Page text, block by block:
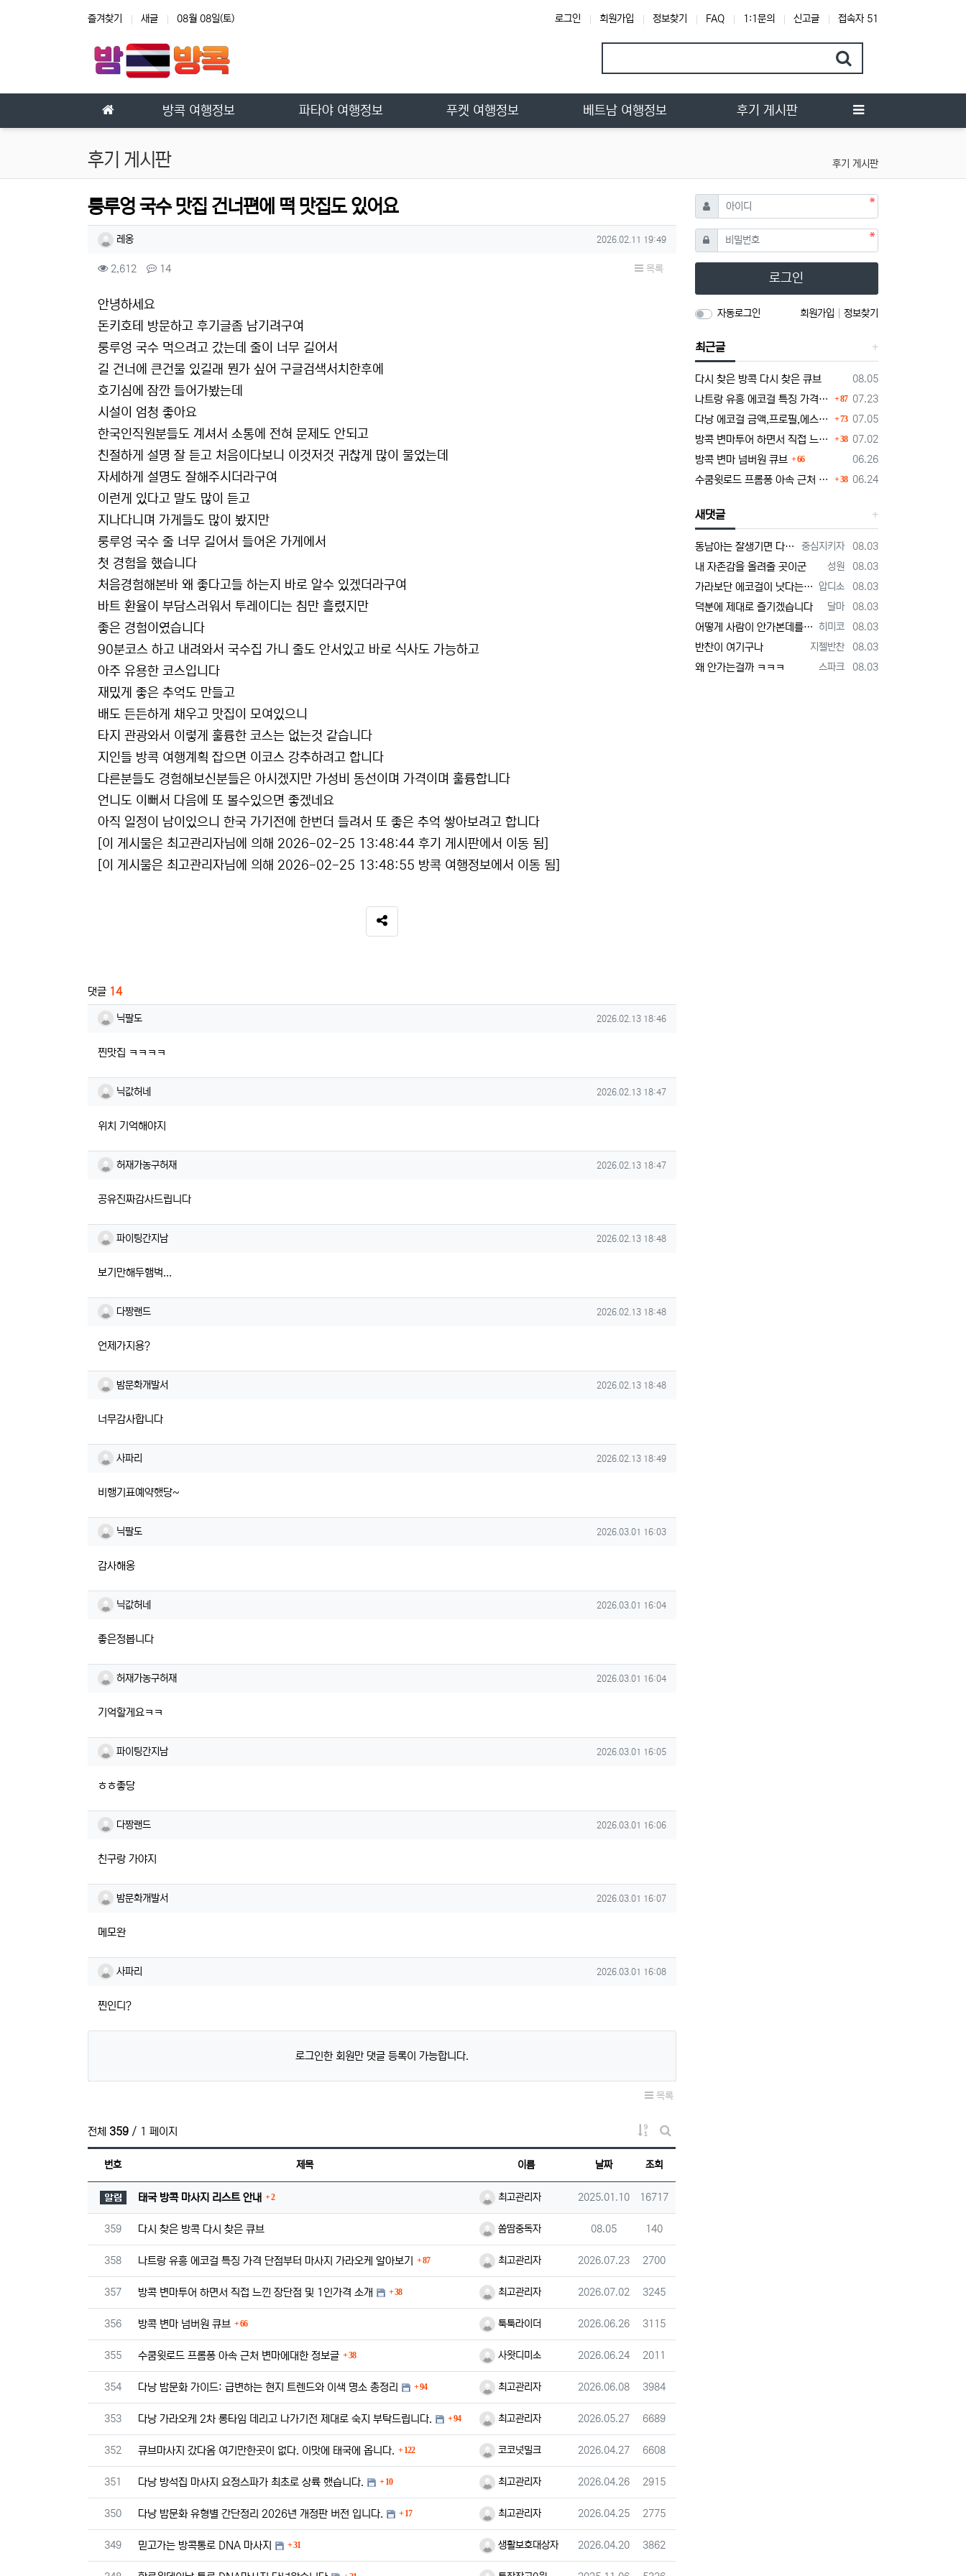
즐겨찾기 새글 08월 08일(토) 로그인 회원가입 정보찾기 FAQ 1:1문의 신고글 접속자 51
방콕 여행정보 파타야 여행정보 푸켓 여행정보 베트남 여행정보 후기 게시판
후기 게시판 후기 게시판
룽루엉 국수 맛집 건너편에 떡 맛집도 있어요
작성자 정보
레옹작성 작성일
2026.02.11 19:49
컨텐츠 정보
2,612 조회 14댓글 목록
본문
안녕하세요
돈키호테 방문하고 후기글좀 남기려구여
룽루엉 국수 먹으려고 갔는데 줄이 너무 길어서
길 건너에 큰건물 있길래 뭔가 싶어 구글검색서치한후에
호기심에 잠깐 들어가봤는데
시설이 엄청 좋아요
한국인직원분들도 계셔서 소통에 전혀 문제도 안되고
친절하게 설명 잘 듣고 처음이다보니 이것저것 귀찮게 많이 물었는데
자세하게 설명도 잘해주시더라구여
이런게 있다고 말도 많이 듣고
지나다니며 가게들도 많이 봤지만
룽루엉 국수 줄 너무 길어서 들어온 가게에서
첫 경험을 했습니다
처음경험해본바 왜 좋다고들 하는지 바로 알수 있겠더라구여
바트 환율이 부담스러워서 투레이디는 침만 흘렸지만
좋은 경험이였습니다
90분코스 하고 내려와서 국수집 가니 줄도 안서있고 바로 식사도 가능하고
아주 유용한 코스입니다
재밌게 좋은 추억도 만들고
배도 든든하게 채우고 맛집이 모여있으니
타지 관광와서 이렇게 훌륭한 코스는 없는것 같습니다
지인들 방콕 여행계획 잡으면 이코스 강추하려고 합니다
다른분들도 경험해보신분들은 아시겠지만 가성비 동선이며 가격이며 훌륭합니다
언니도 이뻐서 다음에 또 볼수있으면 좋겠네요
아직 일정이 남이있으니 한국 가기전에 한번더 들려서 또 좋은 추억 쌓아보려고 합니다
[이 게시물은 최고관리자님에 의해 2026-02-25 13:48:44 후기 게시판에서 이동 됨]
[이 게시물은 최고관리자님에 의해 2026-02-25 13:48:55 방콕 여행정보에서 이동 됨]
SNS 공유
댓글 14
닉팔도님의 댓글
닉팔도 작성일
2026.02.13 18:46
찐맛집 ㅋㅋㅋㅋ
닉값허네님의 댓글
닉값허네 작성일
2026.02.13 18:47
위치 기억해야지
허재가농구허재님의 댓글
허재가농구허재 작성일
2026.02.13 18:47
공유진짜감사드립니다
파이팅간지남님의 댓글
파이팅간지남 작성일
2026.02.13 18:48
보기만해두햄벅...
다짱랜드님의 댓글
다짱랜드 작성일
2026.02.13 18:48
언제가지용?
밤문화개발서님의 댓글
밤문화개발서 작성일
2026.02.13 18:48
너무감사합니다
사파리님의 댓글
사파리 작성일
2026.02.13 18:49
비행기표예약했당~
닉팔도님의 댓글
닉팔도 작성일
2026.03.01 16:03
감사해옹
닉값허네님의 댓글
닉값허네 작성일
2026.03.01 16:04
좋은정봅니다
허재가농구허재님의 댓글
허재가농구허재 작성일
2026.03.01 16:04
기억할게요ㅋㅋ
파이팅간지남님의 댓글
파이팅간지남 작성일
2026.03.01 16:05
ㅎㅎ좋당
다짱랜드님의 댓글
다짱랜드 작성일
2026.03.01 16:06
친구랑 가야지
밤문화개발서님의 댓글
밤문화개발서 작성일
2026.03.01 16:07
메모완
사파리님의 댓글
사파리 작성일
2026.03.01 16:08
찐인디?
로그인한 회원만 댓글 등록이 가능합니다.
목록
전체 359 / 1 페이지
게시물 정렬
게시판 검색
번호
제목 이름 날짜 조회
공지사항
태국 방콕 마사지 리스트 안내 댓글
2 등록자최고관리자 등록일
2025.01.10 조회
16717
번호
359 다시 찾은 방콕 다시 찾은 큐브 등록자쏨땀중독자 등록일
08.05 조회
140
번호
358 나트랑 유흥 에코걸 특징 가격 단점부터 마사지 가라오케 알아보기 댓글
87 등록자최고관리자 등록일
2026.07.23 조회
2700
번호
357 방콕 변마투어 하면서 직접 느낀 장단점 및 1인가격 소개 댓글
38 등록자최고관리자 등록일
2026.07.02 조회
3245
번호
356 방콕 변마 넘버원 큐브 댓글
66 등록자툭툭라이더 등록일
2026.06.26 조회
3115
번호
355 수쿰윗로드 프롬퐁 아속 근처 변마에대한 정보글 댓글
38 등록자사왓디미소 등록일
2026.06.24 조회
2011
번호
354 다낭 밤문화 가이드: 급변하는 현지 트렌드와 이색 명소 총정리 댓글
94 등록자최고관리자 등록일
2026.06.08 조회
3984
번호
353 다낭 가라오케 2차 롱타임 데리고 나가기전 제대로 숙지 부탁드립니다. 댓글
94 등록자최고관리자 등록일
2026.05.27 조회
6689
번호
352 큐브마사지 갔다옴 여기만한곳이 없다. 이맛에 태국에 옵니다. 댓글
122 등록자코코넛밀크 등록일
2026.04.27 조회
6608
번호
351 다낭 방석집 마사지 요정스파가 최초로 상륙 했습니다. 댓글
10 등록자최고관리자 등록일
2026.04.26 조회
2915
번호
350 다낭 밤문화 유형별 간단정리 2026년 개정판 버전 입니다. 댓글
17 등록자최고관리자 등록일
2026.04.25 조회
2775
번호
349 믿고가는 방콕통로 DNA 마사지 댓글
31 등록자생활보호대상자 등록일
2026.04.20 조회
3862
아이디 필수
비밀번호필수
로그인
자동로그인 회원가입 정보찾기
최근글
등록일
08.05
다시 찾은 방콕 다시 찾은 큐브
등록일
07.23
나트랑 유흥 에코걸 특징 가격 단점부터 마사지 가라오케 알아보기
댓글
87
등록일
07.05
다낭 에코걸 금액,프로필,에스코트 비즈니스의 정석
댓글
73
등록일
07.02
방콕 변마투어 하면서 직접 느낀 장단점 및 1인가격 소개
댓글
38
등록일
06.26
방콕 변마 넘버원 큐브 66
등록일
06.24
수쿰윗로드 프롬퐁 아속 근처 변마에대한 정보글
댓글
38
새댓글
등록자
중심지키자 등록일
08.03
동남아는 잘생기면 다해주던데 ㅋ
등록자
성원 등록일
08.03
내 자존감을 올려줄 곳이군
등록자
압디소 등록일
08.03
가라보단 에코걸이 낫다는 주위
등록자
달마 등록일
08.03
덕분에 제대로 즐기겠습니다
등록자
히미코 등록일
08.03
어떻게 사람이 안가본데를 평가할까 저는 가볼게요
등록자
지젤반찬 등록일
08.03
반찬이 여기구나
등록자
스파크 등록일
08.03
왜 안가는걸까 ㅋㅋㅋ